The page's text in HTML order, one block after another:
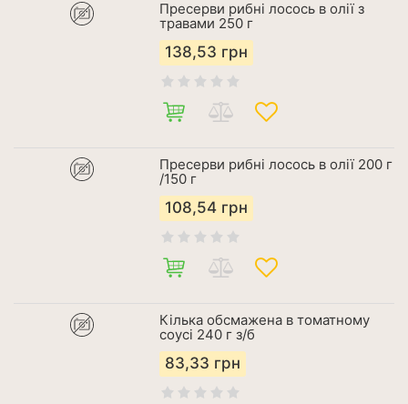
Пресерви рибні лосось в олії з
травами 250 г
138,53 грн
Пресерви рибні лосось в олії 200 г
/150 г
108,54 грн
Кілька обсмажена в томатному
соусі 240 г з/б
83,33 грн